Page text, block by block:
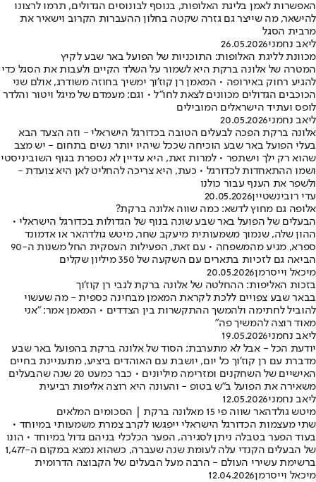
האפשרות לאמן בליגת האלופות, בנוסף לבונוסים הגדולים, תרמו לרצונו
להישאר, מה שייצר גם גזרה שקטה בחלון ההעברות הקרוב וישאיר את
מרבית הסגל
ליאב נחמני26.05.2026
מכוונת לליגת האלופות: התוכניות של הפועל באר שבע לקיץ
המטרה של אלונה ברקת היא לשמור על השלד הקיים ולעבות את הסגל כדי
להגיע רחוק באירופה • המאמן רן קוז'וך ימשיך בחוזה משודרג, אולם שני
הכוכבים הגדולים מכוונים לצאת לחו"ל • וגם: מעמדם של מיגל ויטור והלדר
לופס ועתיד הישראלים המובילים
ליאב נחמני20.05.2026
אלונה ברקת הפכה לבעלים הטובה בכדורגל הישראלי - וזה הצעד הבא
בעלי הפועל באר שבע הוכיחה שככל שיהיו יותר נשים בתחום - יש מצב
שהוא רק ילך וישתפר • למרות זאת, היא עדיין לא נספרת בגוף השוביניסטי
ושמו ההתאחדות לכדורגל • כעת, היא צריכה להחליט לאן היא צועדת -
ולשפר את הענף עבור כולנו
עדי רובינשטיין20.05.2026
אלופה גם מחוץ לדשא: כמה שווה אלונה ברקת?
הבעלים של הפועל באר שבע שונה בנוף של הגדולות בכדורגל הישראלי •
ההון שלה, שנמוך משמעותית מיעקב שחר, מיטש גולדהאר או אדמונד
ספרא, מגיע מהמשפחה • עם זאת, הפעילות העסקית החל משנות ה-90
הביאה גם לזכיות בתארים עם השקעה של 350 מיליון שקלים
מיכאל וייסרמן20.05.2026
בזכות האליפות: ההחלטה של אלונה ברקת לגבי רן קוז'וך
בבאר שבע צפויים ללכת לקראת המאמן מבחינה כספית - מה שעשוי
להוביל לחתימה ולהמשך ההתקשרות בין הצדדים • המאמן אמר: "אני
מאוד רוצה להמשיך פה"
ליאב נחמני19.05.2026
יודעת הכל - אבל לא מתערבת: הסוד של אלונה ברקת בהפועל באר שבע
מדברת עם רן קוז'וך כל יום, יושבת עם האוהדים ביציע, מתעניינת בחיים
האישיים של השחקנים ומזרימה מיליונים • כבר כמעט 20 שנה שהבעלים
משאירה את הפועל ב"ש בטופ - והעונה היא רוצה אליפות רביעית
ליאב נחמני12.05.2026
מיטש גולדהאר שווה פי 15 מאלונה ברקת | הסכומים המלאים
שתי מעצמות הכדורגל הישראלי ייפגשו לקרב צמרת משמעותי במיוחד •
בעוד הפער בטבלה ניתן לסגירה, הפער הכלכלי בניהם גדול במיוחד • הונו
של הבעלים הקנדי עלה לעומת שנה שעברה, כשהוא נמצא במקום ה-1,477
ברשימת עשירי העולם - הרבה מעל הבעלים של הקבוצה הדרומית
מיכאל וייסרמן12.04.2026